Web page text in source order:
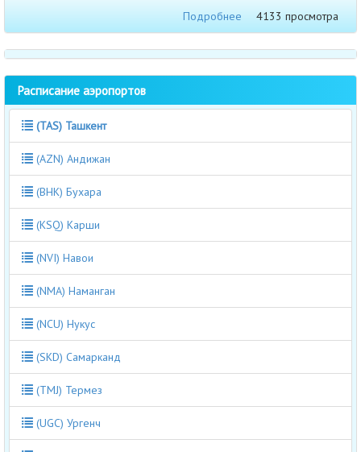
Подробнее
4133 просмотра
Расписание аэропортов
(TAS) Ташкент
(AZN) Андижан
(BHK) Бухара
(KSQ) Карши
(NVI) Навои
(NMA) Наманган
(NCU) Нукус
(SKD) Самарканд
(TMJ) Термез
(UGC) Ургенч